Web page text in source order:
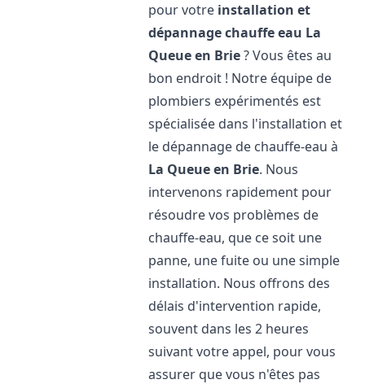
pour votre installation et
dépannage chauffe eau La
Queue en Brie? Vous êtes au
bon endroit ! Notre équipe de
plombiers expérimentés est
spécialisée dans l'installation et
le dépannage de chauffe-eau à
La Queue en Brie. Nous
intervenons rapidement pour
résoudre vos problèmes de
chauffe-eau, que ce soit une
panne, une fuite ou une simple
installation. Nous offrons des
délais d'intervention rapide,
souvent dans les 2 heures
suivant votre appel, pour vous
assurer que vous n'êtes pas